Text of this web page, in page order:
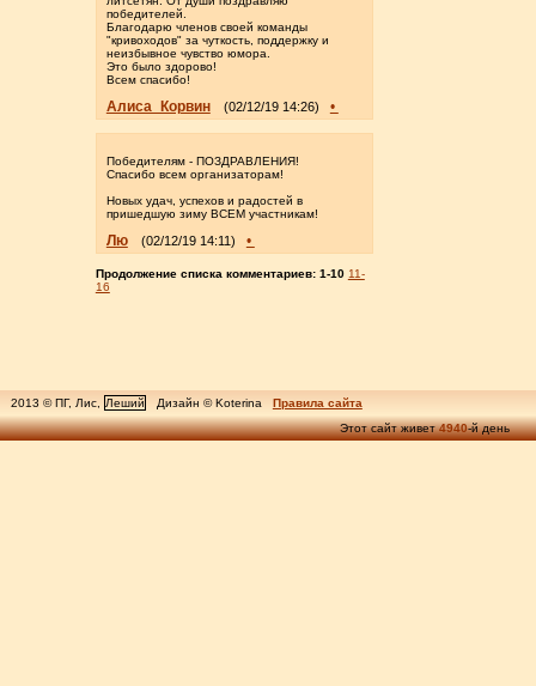
победителей.
Благодарю членов своей команды
"кривоходов" за чуткость, поддержку и
неизбывное чувство юмора.
Это было здорово!
Всем спасибо!
Алиса_Корвин (02/12/19 14:26) •
Победителям - ПОЗДРАВЛЕНИЯ!
Спасибо всем организаторам!
Новых удач, успехов и радостей в
пришедшую зиму ВСЕМ участникам!
Лю (02/12/19 14:11) •
Продолжение списка комментариев: 1-10 11-
16
2013 © ПГ, Лис, Леший Дизайн © Koterina
Правила сайта
Этот сайт живет4940-й день